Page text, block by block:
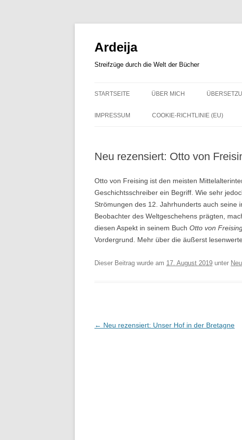
Ardeija
Streifzüge durch die Welt der Bücher
STARTSEITE ÜBER MICH
IMPRESSUM COOKIE-RICHTLINIE (EU)
Neu rezensiert: Otto von
Otto von Freising ist den meisten
Geschichtsschreiber ein Begriff. Wie sehr
Strömungen des 12. Jahrhunderts auch seine
Beobachter des Weltgeschehens prägten,
diesen Aspekt in seinem Buch Otto von
Vordergrund. Mehr über die äußerst
Dieser Beitrag wurde am 17. August 2019 unter
Beitragsnavigation
← Neu rezensiert: Unser Hof in der Bretagne